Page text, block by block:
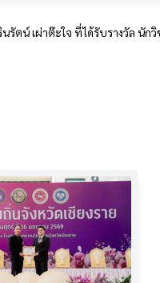
ตน์ เผ่าต๊ะใจ ที่ได้รับรางวัล นัก